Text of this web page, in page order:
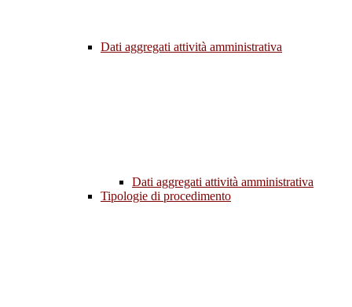
Dati aggregati attività amministrativa
Dati aggregati attività amministrativa
Tipologie di procedimento